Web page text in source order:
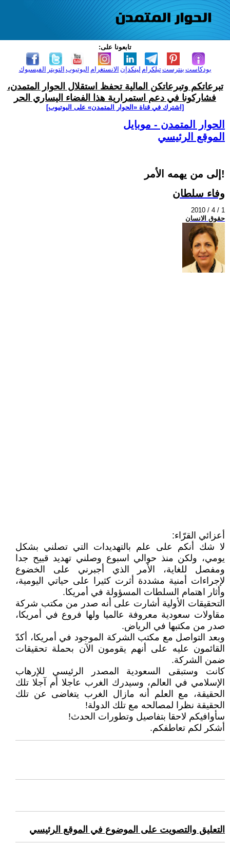
تابعونا على:
الفيسبوك التويتر اليوتيوب الانستغرام لينكدإن تيلكرامبنترست بودكاست
تبرعاتكم وتبرعاتكن المالية تحفظ استقلال الحوار المتمدن،
فشاركونا في دعم استمرارية هذا الفضاء اليساري الحر
[اشترك في قناة ‫«الحوار المتمدن» على اليوتيوب]
الحوار المتمدن - موبايل
الموقع الرئيسي
إلى من يهمه الأمر!
وفاء سلطان
2010 / 4 / 1
حقوق الانسان
أعزائي القرّاء:
لا شك أنكم على علم بالتهديدات التي تصلني بشكل
يومي، ولكن منذ حوالي اسبوع وصلني تهديد قبيح جدا
ومفصل للغاية، الأمر الذي أجبرني على الخضوع
لإجراءات أمنية مشددة أثرت كثيرا على حياتي اليومية،
وأثار اهتمام السلطات المسؤولة في أمريكا.
التحقيقات الأولية أشارت على أنه صدر من مكتب شركة
مقاولات سعودية معروفة عالميا ولها فروع في أمريكا،
صدر من مكتبها في الرياض.
وبعد التواصل مع مكتب الشركة الموجود في أمريكا، أكدّ
القائمون عليه على أنهم يقومون الآن بحملة تحقيقات
ضمن الشركة.
كانت وستبقى السعودية المصدر الرئيسي للإرهاب
الإسلامي في العالم، وسيدرك الغرب عاجلا أم آجلا تلك
الحقيقة، مع العلم أنه مازال الغرب يتغاضى عن تلك
الحقيقة نظرا لمصالحه مع تلك الدولة!
سأوافيكم لاحقا بتفاصيل وتطورات الحدث!
أشكر لكم تعاطفكم.
التعليق والتصويت على الموضوع في الموقع الرئيسي